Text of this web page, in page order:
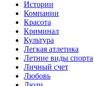
Истории
Компании
Красота
Криминал
Культура
Легкая атлетика
Летние виды спорта
Личный счет
Любовь